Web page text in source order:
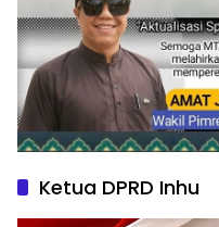
Ketua DPRD Inhu